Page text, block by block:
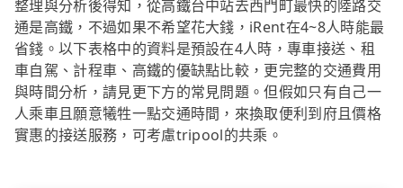
整理與分析後得知，從高鐵台中站去西門町最快的陸路交
通是高鐵，不過如果不希望花大錢，iRent在4~8人時能最
省錢。以下表格中的資料是預設在4人時，專車接送、租
車自駕、計程車、高鐵的優缺點比較，更完整的交通費用
與時間分析，請見更下方的常見問題。但假如只有自己一
人乘車且願意犧牲一點交通時間，來換取便利到府且價格
實惠的接送服務，可考慮tripool的共乘。